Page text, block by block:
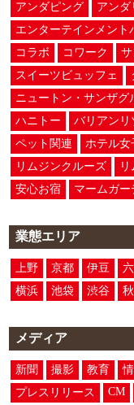
アンダピング アンダ
エンターテインメント
コラボ
コワーク
スイーツビュッフェ
ニュートン・サンザグ
ハニトー
バリアンリ
ペット関連
ホテル女
リムジンクルーズ
安心お宿
マームガー
業態エリア
上野 京都 伊豆
横浜
池袋 渋谷
メディア
新聞 撮影 教育
プレスリリース
CM